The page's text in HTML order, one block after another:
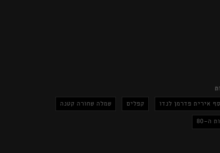
אירית פדרמן לנדו קפלים שמלה שחורה קטנה
ה-80